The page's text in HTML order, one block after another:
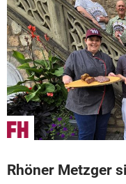
Rhöner Metzger